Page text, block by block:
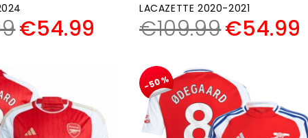
€54.99
LACAZETTE 2020-2021
€109.99€54.99
-50%